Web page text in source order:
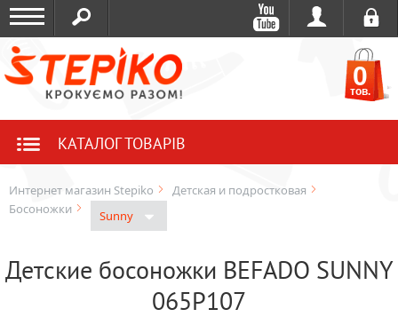
0
тов.
КАТАЛОГ ТОВАРІВ
Интернет магазин Stepiko
Детская и подростковая
Босоножки
Sunny
Детские босоножки BEFADO SUNNY
065P107